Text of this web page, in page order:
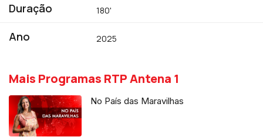
Duração 180'
Ano 2025
Mais Programas RTP Antena 1
No País das Maravilhas